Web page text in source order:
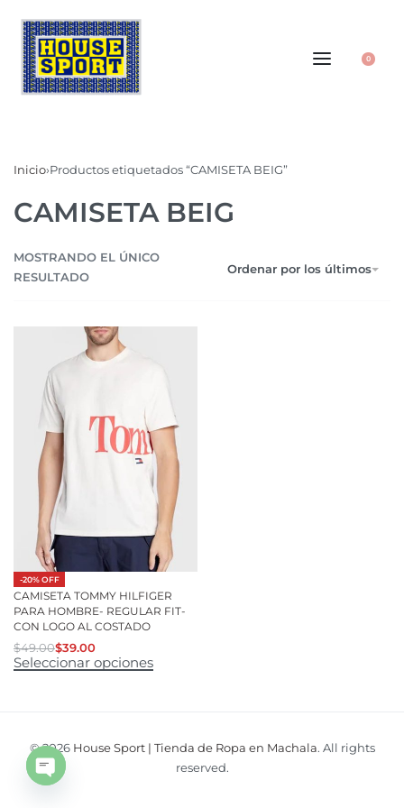
0
Inicio›Productos etiquetados “CAMISETA BEIG”
CAMISETA BEIG
MOSTRANDO EL ÚNICO
RESULTADO
Ordenar por los últimos
-20% OFF
CAMISETA TOMMY HILFIGER
PARA HOMBRE- REGULAR FIT-
CON LOGO AL COSTADO
$49.00$39.00
Seleccionar opciones
© 2026 House Sport | Tienda de Ropa en Machala. All rights
reserved.
Open